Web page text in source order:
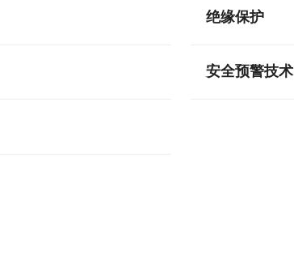
绝缘保护
安全预警技术